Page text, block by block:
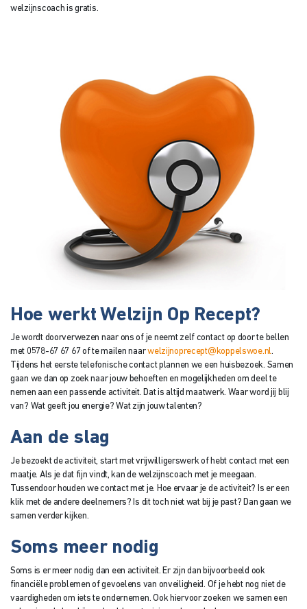
welzijnscoach is gratis.
Hoe werkt Welzijn Op Recept?
Je wordt doorverwezen naar ons of je neemt zelf contact op door te bellen
met 0578-67 67 67 of te mailen naarwelzijnoprecept@koppelswoe.nl.
Tijdens het eerste telefonische contact plannen we een huisbezoek. Samen
gaan we dan op zoek naar jouw behoeften en mogelijkheden om deel te
nemen aan een passende activiteit. Dat is altijd maatwerk. Waar word jij blij
van? Wat geeft jou energie? Wat zijn jouw talenten?
Aan de slag
Je bezoekt de activiteit, start met vrijwilligerswerk of hebt contact met een
maatje. Als je dat fijn vindt, kan de welzijnscoach met je meegaan.
Tussendoor houden we contact met je. Hoe ervaar je de activiteit? Is er een
klik met de andere deelnemers? Is dit toch niet wat bij je past? Dan gaan we
samen verder kijken.
Soms meer nodig
Soms is er meer nodig dan een activiteit. Er zijn dan bijvoorbeeld ook
financiële problemen of gevoelens van onveiligheid. Of je hebt nog niet de
vaardigheden om iets te ondernemen. Ook hiervoor zoeken we samen een